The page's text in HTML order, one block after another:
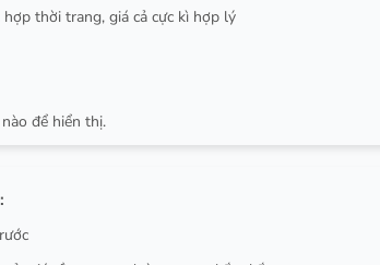
hợp thời trang, giá cả cực kì hợp lý
để hiển thị.